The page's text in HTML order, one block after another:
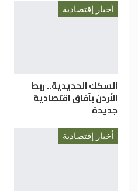
أخبار إقتصادية
السكك الحديدية.. ربط
الأردن بآفاق اقتصادية
جديدة
أخبار إقتصادية